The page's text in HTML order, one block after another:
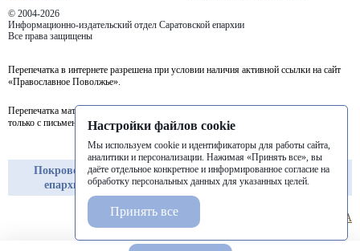
© 2004-2026
Информационно-издательский отдел Саратовской епархии
Все права защищены
Перепечатка в интернете разрешена при условии наличия активной ссылки на сайт
«Православное Поволжье».
Перепечатка материалов портала в печатных изданиях (книгах, прессе) возможна
только с письменного разрешения редакции.
Покровская
епархия
Балашовская
епархия
Балаковская
епархия
Настройки файлов cookie
Мы используем cookie и идентификаторы для работы сайта,
аналитики и персонализации. Нажимая «Принять все», вы
даёте отдельное конкретное и информированное согласие на
обработку персональных данных для указанных целей.
Принять все